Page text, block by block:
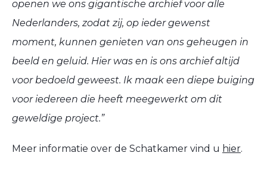
openen we ons gigantische archief voor alle
Nederlanders, zodat zij, op ieder gewenst
moment, kunnen genieten van ons geheugen in
beeld en geluid. Hier was en is ons archief altijd
voor bedoeld geweest. Ik maak een diepe buiging
voor iedereen die heeft meegewerkt om dit
geweldige project.”
Meer informatie over de Schatkamer vind u hier.